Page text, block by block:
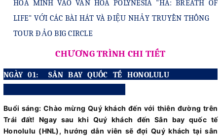
HÒA MÌNH VÀO VĂN HÓA POLYNESIA "HA: BREATH OF
LIFE" VỚI CÁC BÀI HÁT VÀ ĐIỆU NHẢY TRUYỀN THỐNG
TOUR ĐẢO BIG CIRCLE
CHƯƠNG TRÌNH CHI TIẾT
NGÀY 01: SÂN BAY QUỐC TẾ HONOLULU
Buổi sáng: Chào mừng Quý khách đến với thiên đường trên
Trái đất! Ngay sau khi Quý khách đến Sân bay quốc tế
Honolulu (HNL), hướng dẫn viên sẽ đợi Quý khách tại sân